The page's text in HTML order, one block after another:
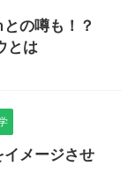
との噂も！？
とは
イメージさせ